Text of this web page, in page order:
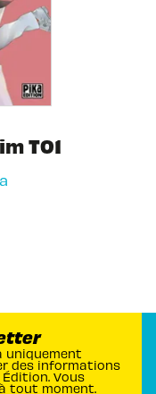
T01
uniquement
des informations
Vous
tout moment.